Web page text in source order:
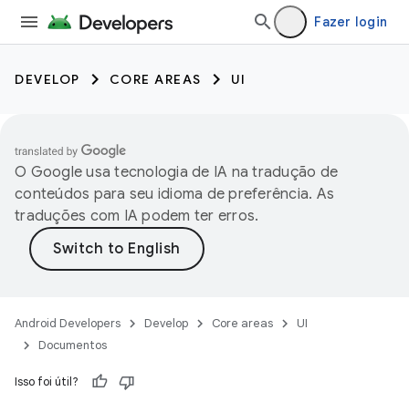
Fazer login
DEVELOP CORE AREAS UI
O Google usa tecnologia de IA na tradução de
conteúdos para seu idioma de preferência. As
traduções com IA podem ter erros.
Android Developers Develop Core areas
UI
Documentos
Isso foi útil?